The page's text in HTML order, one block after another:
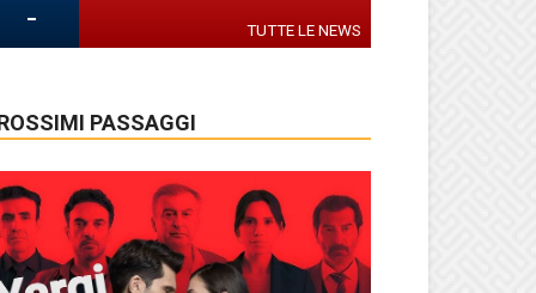
- TUTTE LE NEWS
PASSAGGI